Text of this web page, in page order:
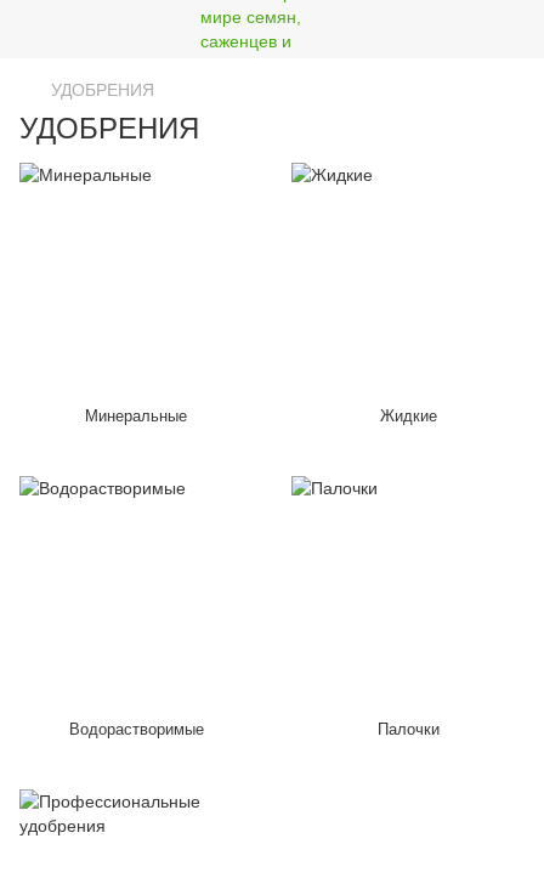
УДОБРЕНИЯ
УДОБРЕНИЯ
Минеральные Жидкие
Водорастворимые Палочки